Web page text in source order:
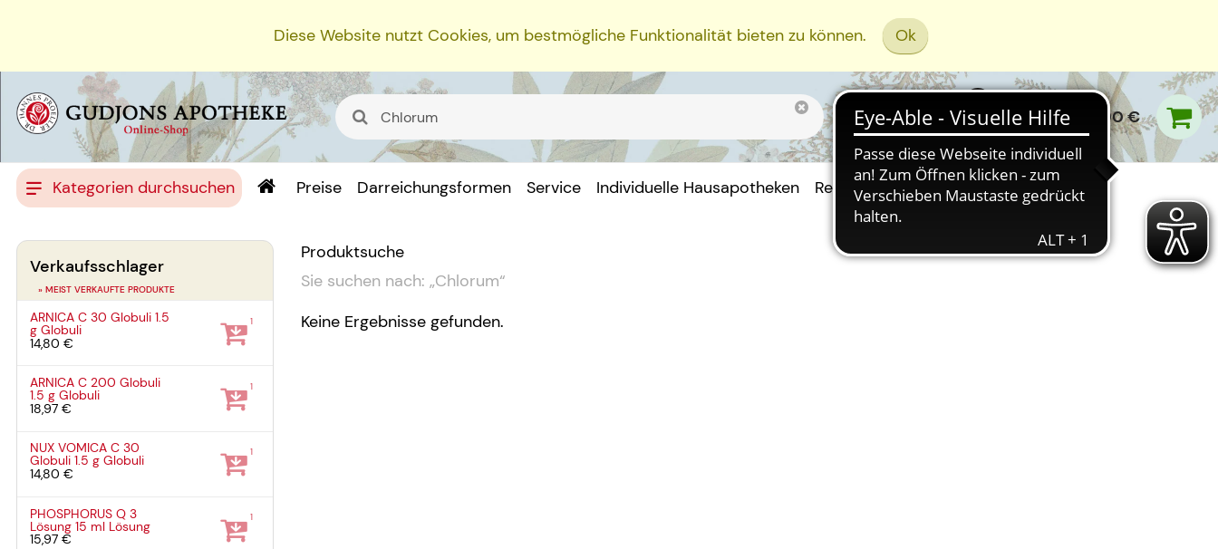
Diese Website nutzt Cookies, um bestmögliche Funktionalität bieten zu können. Ok
0,00 €
Kategorien durchsuchen Preise Darreichungsformen Service Individuelle Hausapotheken Rezept Einreichen
Produktsuche
Sie suchen nach: „Chlorum“
Keine Ergebnisse gefunden.
Verkaufsschlager
» MEIST VERKAUFTE PRODUKTE
ARNICA C 30 Globuli1.5
gGlobuli
14,80 €
1
ARNICA C 200 Globuli
1.5 gGlobuli
18,97 €
1
NUX VOMICA C 30
Globuli1.5 gGlobuli
14,80 €
1
PHOSPHORUS Q 3
Lösung15 ml Lösung
15,97 €
1